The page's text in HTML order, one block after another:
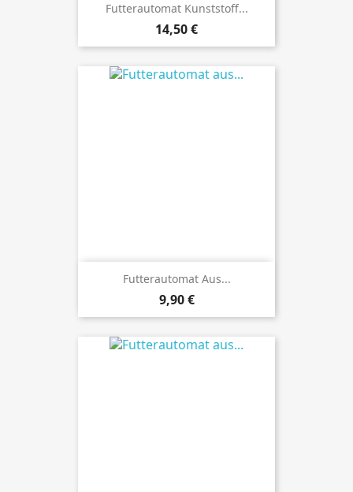
Futterautomat Kunststoff...
Preis
14,50 €
Futterautomat Aus...
Preis
9,90 €